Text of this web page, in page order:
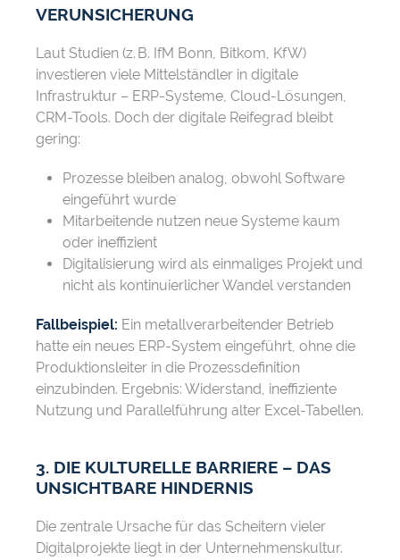
VERUNSICHERUNG
Laut Studien (z. B. IfM Bonn, Bitkom, KfW)
investieren viele Mittelständler in digitale
Infrastruktur – ERP-Systeme, Cloud-Lösungen,
CRM-Tools. Doch der digitale Reifegrad bleibt
gering:
Prozesse bleiben analog, obwohl Software
eingeführt wurde
Mitarbeitende nutzen neue Systeme kaum
oder ineffizient
Digitalisierung wird als einmaliges Projekt und
nicht als kontinuierlicher Wandel verstanden
Fallbeispiel: Ein metallverarbeitender Betrieb
hatte ein neues ERP-System eingeführt, ohne die
Produktionsleiter in die Prozessdefinition
einzubinden. Ergebnis: Widerstand, ineffiziente
Nutzung und Parallelführung alter Excel-Tabellen.
3. DIE KULTURELLE BARRIERE – DAS
UNSICHTBARE HINDERNIS
Die zentrale Ursache für das Scheitern vieler
Digitalprojekte liegt in der Unternehmenskultur.